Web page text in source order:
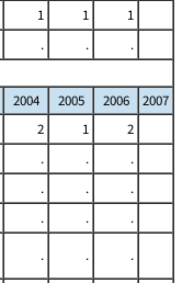
1 1
1
. .
.
2004 2005 2006
2007
2 1
2
. .
.
. .
.
. .
.
. .
.